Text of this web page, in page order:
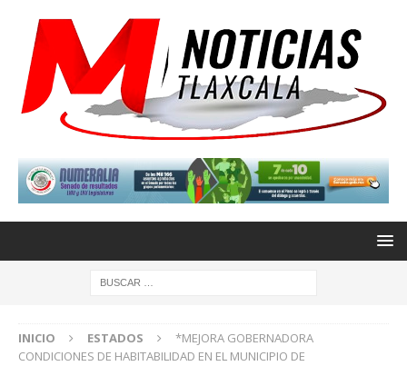
INICIO ESTADOS
*MEJORA GOBERNADORA
CONDICIONES DE HABITABILIDAD EN EL MUNICIPIO DE